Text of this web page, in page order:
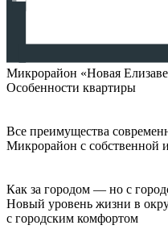
Микрорайон «Новая
Особенности квартиры
Все преимущества
Микрорайон с собственной
Как за городом — но с
Новый уровень жизни в
с городским комфортом